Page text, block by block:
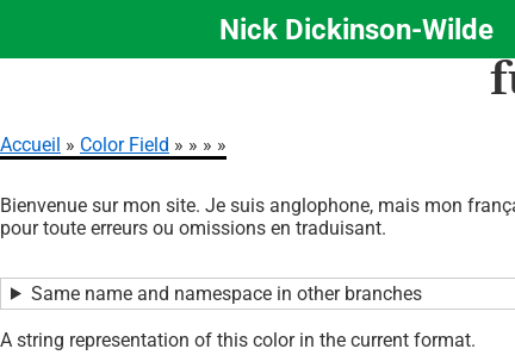
Aller
principal
Nick Dickinson-Wilde
d'Ariane
Accueil Color Field
Bienvenue sur mon site. Je suis anglophone, mais mon
pour toute erreurs ou omissions en traduisant.
Same name and namespace in other branches
A string representation of this color in the current format.